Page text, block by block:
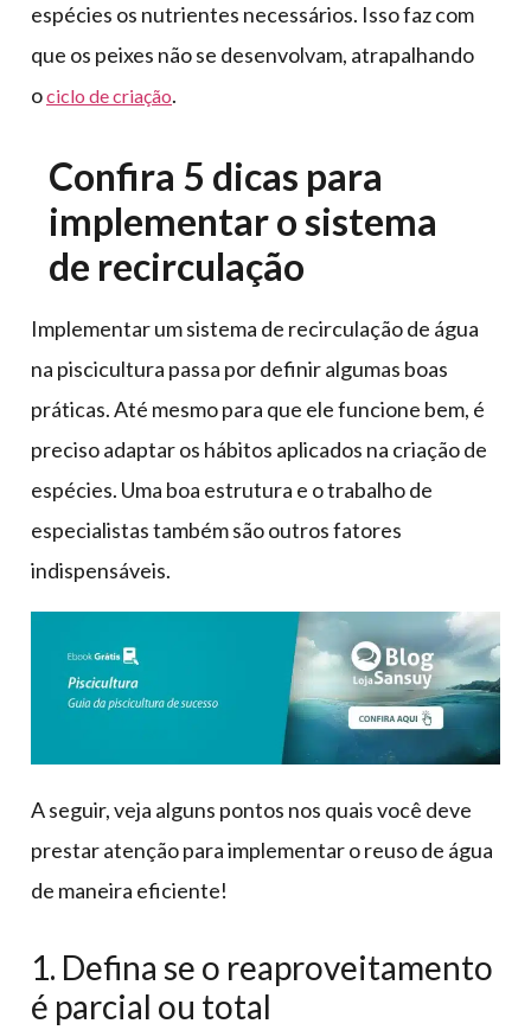
espécies os nutrientes necessários. Isso faz com
que os peixes não se desenvolvam, atrapalhando
ociclo de criação.
Confira 5 dicas para
implementar o sistema
de recirculação
Implementar um sistema de recirculação de água
na piscicultura passa por definir algumas boas
práticas. Até mesmo para que ele funcione bem, é
preciso adaptar os hábitos aplicados na criação de
espécies. Uma boa estrutura e o trabalho de
especialistas também são outros fatores
indispensáveis.
A seguir, veja alguns pontos nos quais você deve
prestar atenção para implementar o reuso de água
de maneira eficiente!
1. Defina se o reaproveitamento
é parcial ou total